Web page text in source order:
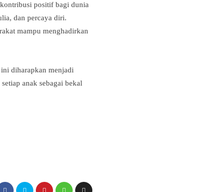
positif bagi dunia
dan percaya diri.
mampu menghadirkan
diharapkan menjadi
anak sebagai bekal